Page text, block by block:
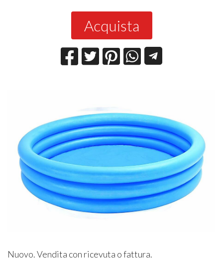
Acquista
Nuovo. Vendita con ricevuta o fattura.